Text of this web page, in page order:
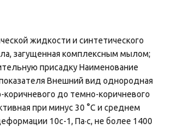
жидкости и синтетического
загущенная комплексным мылом;
присадку Наименование
Внешний вид однородная
коричневого до темно-коричневого
при минус 30 °С и среднем
10с-1, Па·с, не более 1400